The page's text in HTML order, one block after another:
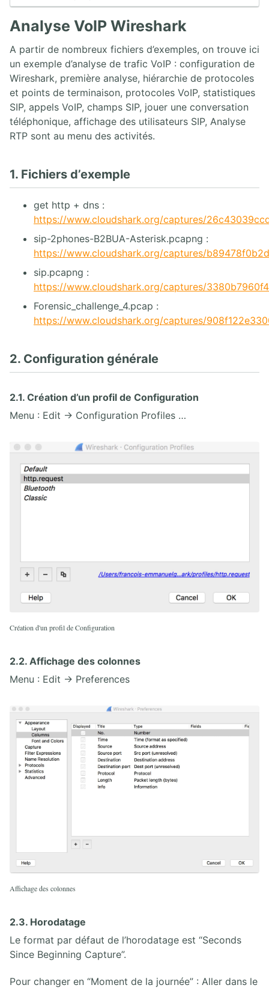
8. Aperçu des logiciels Open Source
9. Exemples de périphériques SIP
10. Exercices de mise en œuvre de l'infrastructure physique
2. CAPTURE ET ANALYSE DE PAQUETS AVEC WIRESHARK
1. Analyseurs de paquets
2. Analyse de paquets
3. Placement de l'analyseur de paquet
4. Introduction à Wireshark
5. Menus de Wireshark
8. Statistiques Wireshark
9. Analyse VoIP Wireshark
10. Wireshark en ligne de commande
3. PROTOCOLE SIP
1. Architecture SIP
2. Aperçu des opérations SIP
3. INVITE SIP UAC/UAS
6. Enregistrement REGISTER
9. Flux SIP Trapéziodal
12. RFCs SIP
13. Annexes
4. ASTERISK PBX
1. Solution FreePBX
2. Asterisk Core PABX
3. Asterisk Base
Analyse VoIP Wireshark
A partir de nombreux fichiers d’exemples, on trouve ici
un exemple d’analyse de trafic VoIP : configuration de
Wireshark, première analyse, hiérarchie de protocoles
et points de terminaison, protocoles VoIP, statistiques
SIP, appels VoIP, champs SIP, jouer une conversation
téléphonique, affichage des utilisateurs SIP, Analyse
RTP sont au menu des activités.
1. Fichiers d’exemple
get http + dns :
https://www.cloudshark.org/captures/
sip-2phones-B2BUA-Asterisk.pcapng :
https://www.cloudshark.org/captures/
sip.pcapng :
https://www.cloudshark.org/captures/
Forensic_challenge_4.pcap :
https://www.cloudshark.org/captures/
2. Configuration générale
2.1. Création d’un profil de Configuration
Menu : Edit → Configuration Profiles …
Création d'un profil de Configuration
2.2. Affichage des colonnes
Menu : Edit → Preferences
Affichage des colonnes
2.3. Horodatage
Le format par défaut de l’horodatage est “Seconds
Since Beginning Capture”.
Pour changer en “Moment de la journée” : Aller dans le